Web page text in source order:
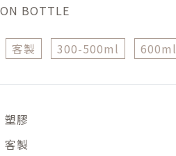
BOTTLE
客製 300-500ml 600ml
塑膠
客製